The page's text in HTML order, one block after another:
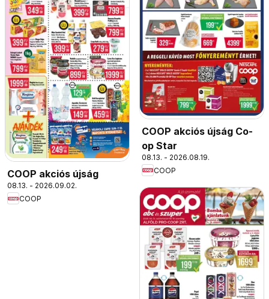
COOP akciós újság
08.13. - 2026.09.02.
COOP
COOP akciós újság Co-
op Star
08.13. - 2026.08.19.
COOP